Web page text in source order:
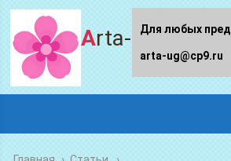
Arta-ug.ru
Для любых
arta-ug@cp9.ru